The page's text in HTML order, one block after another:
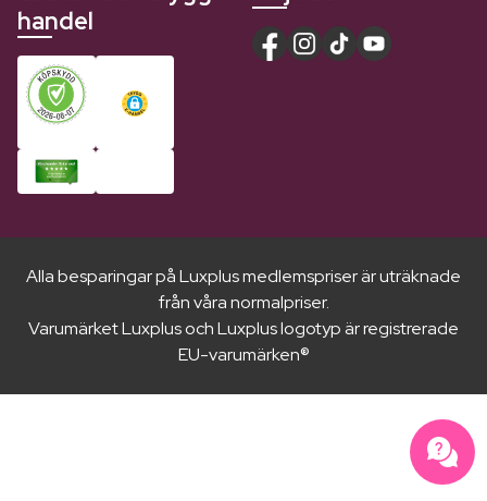
handel
Alla besparingar på Luxplus medlemspriser är uträknade
från våra normalpriser.
Varumärket Luxplus och Luxplus logotyp är registrerade
EU-varumärken®